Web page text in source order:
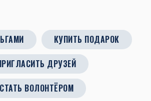
КУПИТЬ ПОДАРОК
ДРУЗЕЙ
СТАТЬ ВОЛОНТЁРОМ